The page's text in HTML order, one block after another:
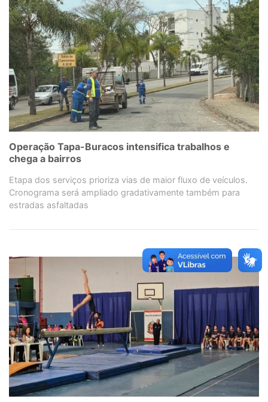
Operação Tapa-Buracos intensifica trabalhos e
chega a bairros
Etapa dos serviços prioriza vias de maior fluxo de veículos.
Cronograma será ampliado gradativamente também para
estradas asfaltadas